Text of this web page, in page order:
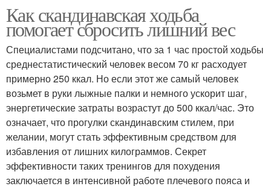
Как скандинавская ходьба
помогает сбросить лишний вес
Специалистами подсчитано, что за 1 час простой ходьбы
среднестатистический человек весом 70 кг расходует
примерно 250 ккал. Но если этот же самый человек
возьмет в руки лыжные палки и немного ускорит шаг,
энергетические затраты возрастут до 500 ккал/час. Это
означает, что прогулки скандинавским стилем, при
желании, могут стать эффективным средством для
избавления от лишних килограммов. Секрет
эффективности таких тренингов для похудения
заключается в интенсивной работе плечевого пояса и